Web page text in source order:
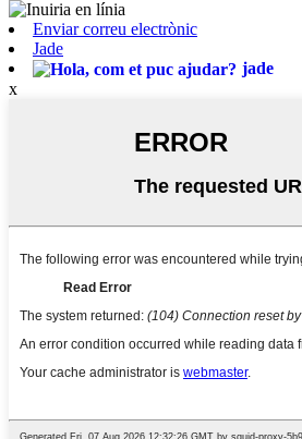
Enviar correu electrònic
Jade
jade
x